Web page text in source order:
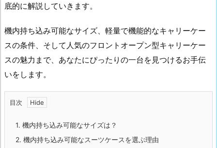
底的に解説していきます。
機内持ち込み可能なサイズ、軽量で機能的なキャリーケー
スの条件、そして人気のフロントオープン型キャリーケー
スの魅力まで、あなたにぴったりの一台を見つけるお手伝
いをします。
目次
1. 機内持ち込み可能なサイズは？
2. 機内持ち込み可能なスーツケースを選ぶ理由